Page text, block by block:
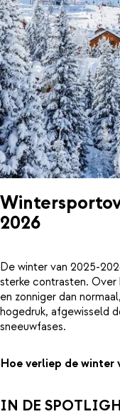
2026
De winter van 2025-
sterke contrasten.
en zonniger dan
hogedruk, afgewisseld
sneeuwfases.
Hoe verliep de winter
IN DE